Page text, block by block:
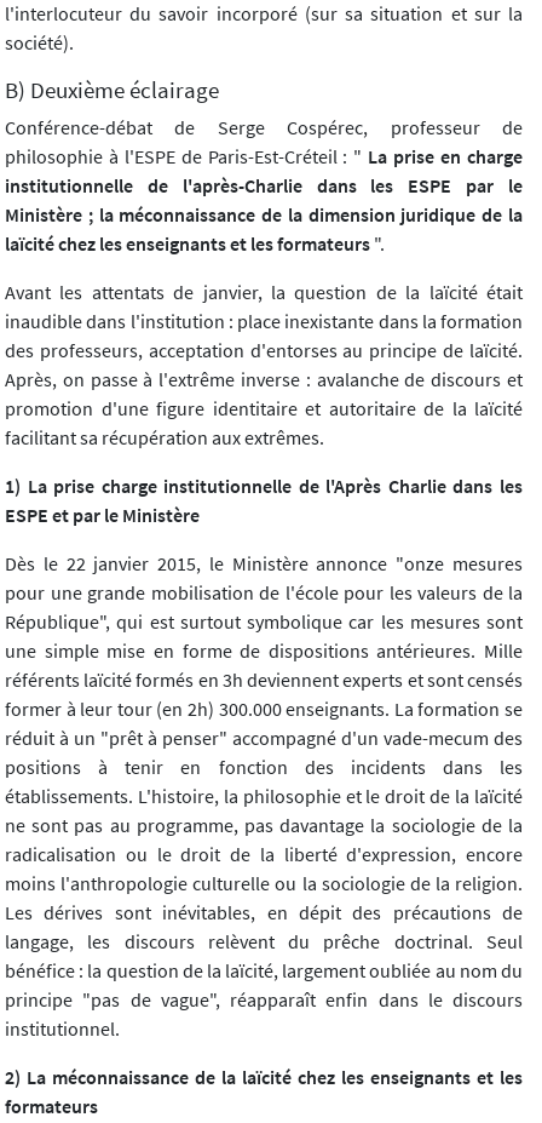
l'interlocuteur du savoir incorporé (sur sa situation et sur la
société).
B) Deuxième éclairage
Conférence-débat de Serge Cospérec, professeur de
philosophie à l'ESPE de Paris-Est-Créteil : " La prise en charge
institutionnelle de l'après-Charlie dans les ESPE par le
Ministère ; la méconnaissance de la dimension juridique de la
laïcité chez les enseignants et les formateurs ".
Avant les attentats de janvier, la question de la laïcité était
inaudible dans l'institution : place inexistante dans la formation
des professeurs, acceptation d'entorses au principe de laïcité.
Après, on passe à l'extrême inverse : avalanche de discours et
promotion d'une figure identitaire et autoritaire de la laïcité
facilitant sa récupération aux extrêmes.
1) La prise charge institutionnelle de l'Après Charlie dans les
ESPE et par le Ministère
Dès le 22 janvier 2015, le Ministère annonce "onze mesures
pour une grande mobilisation de l'école pour les valeurs de la
République", qui est surtout symbolique car les mesures sont
une simple mise en forme de dispositions antérieures. Mille
référents laïcité formés en 3h deviennent experts et sont censés
former à leur tour (en 2h) 300.000 enseignants. La formation se
réduit à un "prêt à penser" accompagné d'un vade-mecum des
positions à tenir en fonction des incidents dans les
établissements. L'histoire, la philosophie et le droit de la laïcité
ne sont pas au programme, pas davantage la sociologie de la
radicalisation ou le droit de la liberté d'expression, encore
moins l'anthropologie culturelle ou la sociologie de la religion.
Les dérives sont inévitables, en dépit des précautions de
langage, les discours relèvent du prêche doctrinal. Seul
bénéfice : la question de la laïcité, largement oubliée au nom du
principe "pas de vague", réapparaît enfin dans le discours
institutionnel.
2) La méconnaissance de la laïcité chez les enseignants et les
formateurs